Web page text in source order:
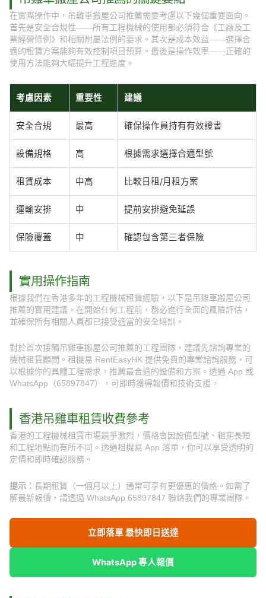
在實際操作中，吊雞車搬屋公司推薦需要考慮以下幾個重要面向。
首先是安全合規性——所有工程機械的使用都必須符合《工廠及工
業經營條例》和相關附屬法例的要求。其次是成本效益——選擇合
適的租賃方案能夠有效控制項目預算。最後是操作效率——正確的
使用方法能夠大幅提升工程進度。
考慮因素 重要性 建議
安全合規 最高 確保操作員持有有效證書
設備規格 高 根據需求選擇合適型號
租賃成本 中高 比較日租/月租方案
運輸安排 中 提前安排避免延誤
保險覆蓋 中 確認包含第三者保險
實用操作指南
根據我們在香港多年的工程機械租賃經驗，以下是吊雞車搬屋公司
推薦的實用建議。在開始任何工程前，務必進行全面的風險評估，
並確保所有相關人員都已接受適當的安全培訓。
對於首次接觸吊雞車搬屋公司推薦的工程團隊，建議先諮詢專業的
機械租賃顧問。租機易 RentEasyHK 提供免費的專業諮詢服務，可
以根據你的具體工程需求，推薦最合適的設備和方案。透過 App 或
WhatsApp（65897847），可即時獲得報價和技術支援。
香港吊雞車租賃收費參考
香港的工程機械租賃市場競爭激烈，價格會因設備型號、租期長短
和工程地點而有所不同。透過租機易 App 落單，你可以享受透明的
定價和即時確認服務。
提示： 長期租賃（一個月以上）通常可享有更優惠的價格。如需了
解最新報價，請透過 WhatsApp 65897847 聯絡我們的專業團隊。
立即落單 最快即日送達
WhatsApp 專人報價